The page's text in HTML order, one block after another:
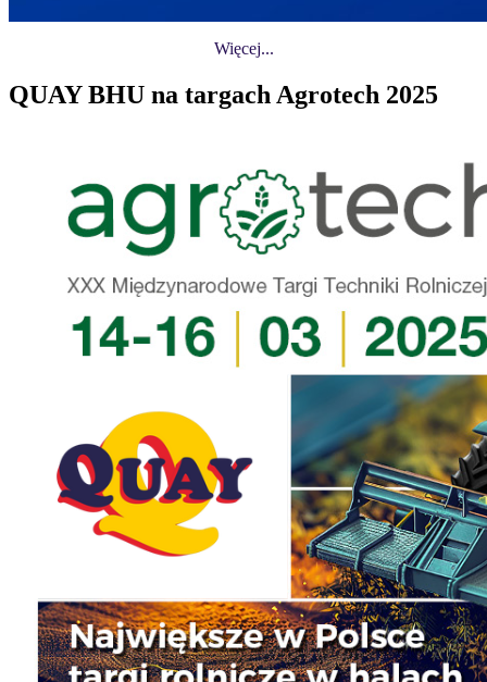
Więcej...
QUAY BHU na targach Agrotech 2025